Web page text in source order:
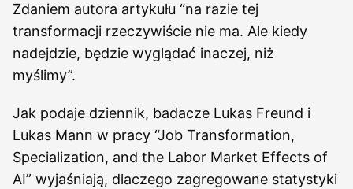
Zdaniem autora artykułu “na razie tej
transformacji rzeczywiście nie ma. Ale kiedy
nadejdzie, będzie wyglądać inaczej, niż
myślimy”.
Jak podaje dziennik, badacze Lukas Freund i
Lukas Mann w pracy “Job Transformation,
Specialization, and the Labor Market Effects of
AI” wyjaśniają, dlaczego zagregowane statystyki